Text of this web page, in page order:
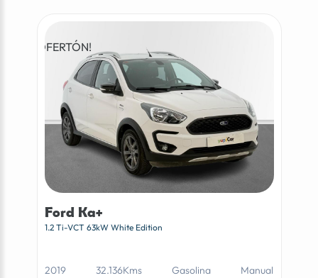
¡OFERTÓN!
Ford Ka+
1.2 Ti-VCT 63kW White Edition
2019 32.136Kms Gasolina Manual